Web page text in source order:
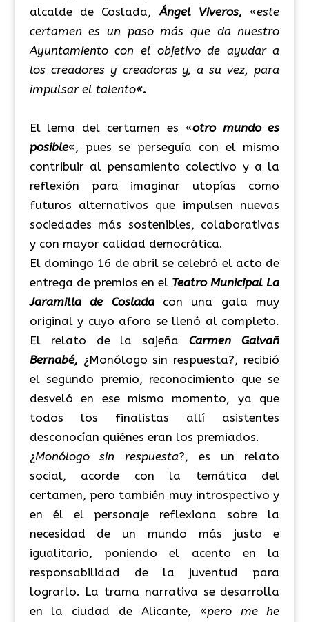
alcalde de Coslada,Ángel Viveros, «este
certamen es un paso más que da nuestro
Ayuntamiento con el objetivo de ayudar a
los creadores y creadoras y, a su vez, para
impulsar el talento«.
El lema del certamen es «otro mundo es
posible«, pues se perseguía con el mismo
contribuir al pensamiento colectivo y a la
reflexión para imaginar utopías como
futuros alternativos que impulsen nuevas
sociedades más sostenibles, colaborativas
y con mayor calidad democrática.
El domingo 16 de abril se celebró el acto de
entrega de premios en el Teatro Municipal La
Jaramilla de Cosladacon una gala muy
original y cuyo aforo se llenó al completo.
El relato de la sajeñaCarmen Galvañ
Bernabé, ¿Monólogo sin respuesta?, recibió
el segundo premio, reconocimiento que se
desveló en ese mismo momento, ya que
todos los finalistas allí asistentes
desconocían quiénes eran los premiados.
¿Monólogo sin respuesta?, es un relato
social, acorde con la temática del
certamen, pero también muy introspectivo y
en él el personaje reflexiona sobre la
necesidad de un mundo más justo e
igualitario, poniendo el acento en la
responsabilidad de la juventud para
lograrlo. La trama narrativa se desarrolla
en la ciudad de Alicante, «pero me he